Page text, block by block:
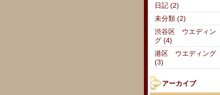
日記 (2)
未分類 (2)
渋谷区 ウエディン
グ (4)
港区 ウエディング
(3)
アーカイブ